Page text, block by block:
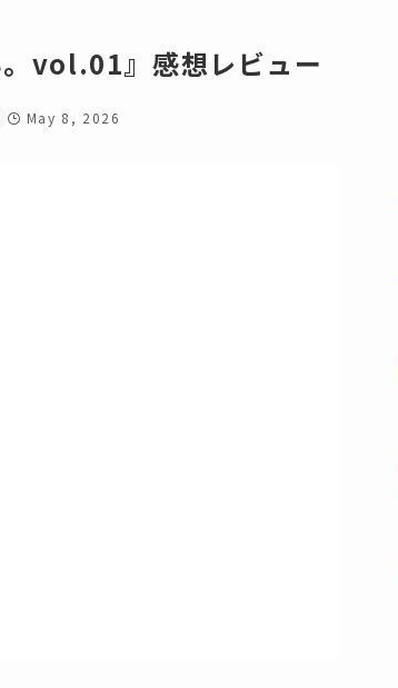
。vol.01』感想レビュー
May 8, 2026